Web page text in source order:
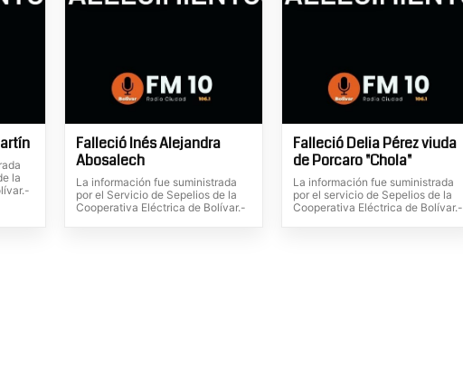
la
Falleció Inés Alejandra
Abosalech
La información fue suministrada
por el Servicio de Sepelios de la
Cooperativa Eléctrica de Bolívar.-
Falleció Delia Pérez viuda
de Porcaro "Chola"
La información fue suministrada
por el servicio de Sepelios de la
Cooperativa Eléctrica de Bolívar.-